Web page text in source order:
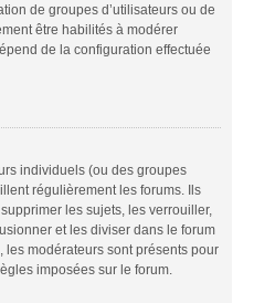
de groupes d’utilisateurs ou de
être habilités à modérer
de la configuration effectuée
individuels (ou des groupes
régulièrement les forums. Ils
les sujets, les verrouiller,
et les diviser dans le forum
les modérateurs sont présents pour
imposées sur le forum.